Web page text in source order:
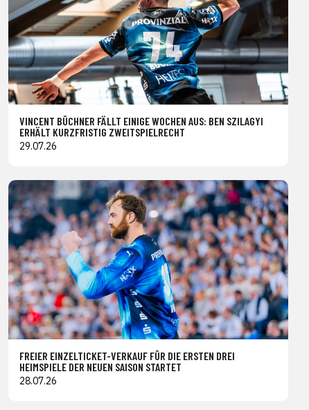
VINCENT BÜCHNER FÄLLT EINIGE WOCHEN AUS: BEN SZILAGYI
ERHÄLT KURZFRISTIG ZWEITSPIELRECHT
29.07.26
FREIER EINZELTICKET-VERKAUF FÜR DIE ERSTEN DREI
HEIMSPIELE DER NEUEN SAISON STARTET
28.07.26